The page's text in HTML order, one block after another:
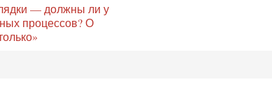
— должны ли у
процессов? О